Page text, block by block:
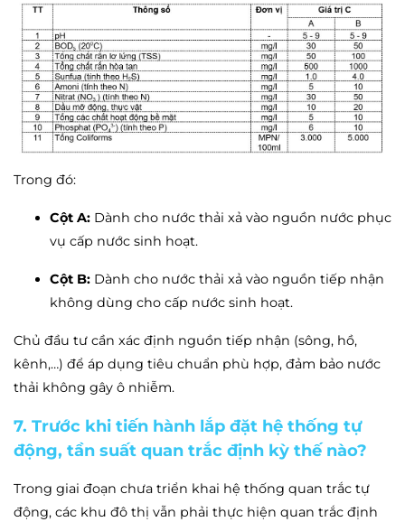
Trong đó:
Cột A: Dành cho nước thải xả vào nguồn nước phục
vụ cấp nước sinh hoạt.
Cột B: Dành cho nước thải xả vào nguồn tiếp nhận
không dùng cho cấp nước sinh hoạt.
Chủ đầu tư cần xác định nguồn tiếp nhận (sông, hồ,
kênh,…) để áp dụng tiêu chuẩn phù hợp, đảm bảo nước
thải không gây ô nhiễm.
7. Trước khi tiến hành lắp đặt hệ thống tự
động, tần suất quan trắc định kỳ thế nào?
Trong giai đoạn chưa triển khai hệ thống quan trắc tự
động, các khu đô thị vẫn phải thực hiện quan trắc định